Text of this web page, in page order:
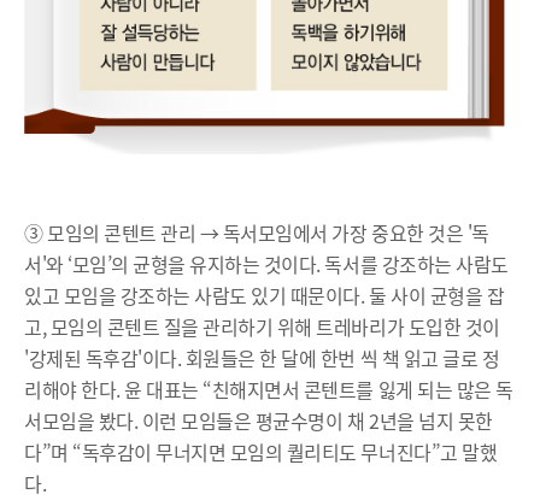
③ 모임의 콘텐트 관리 → 독서모임에서 가장 중요한 것은 '독
서'와 ‘모임’의 균형을 유지하는 것이다. 독서를 강조하는 사람도
있고 모임을 강조하는 사람도 있기 때문이다. 둘 사이 균형을 잡
고, 모임의 콘텐트 질을 관리하기 위해 트레바리가 도입한 것이
'강제된 독후감'이다. 회원들은 한 달에 한번 씩 책 읽고 글로 정
리해야 한다. 윤 대표는 “친해지면서 콘텐트를 잃게 되는 많은 독
서모임을 봤다. 이런 모임들은 평균수명이 채 2년을 넘지 못한
다”며 “독후감이 무너지면 모임의 퀄리티도 무너진다”고 말했
다.